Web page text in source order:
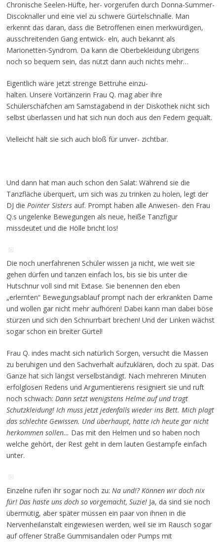
Chronische Seelen-Hüfte, her- vorgerufen durch Donna-Summer-
Discoknaller und eine viel zu schwere Gürtelschnalle. Man
erkennt das daran, dass die Betroffenen einen merkwürdigen,
ausschreitenden Gang entwick- eln, auch bekannt als
Marionetten-Syndrom. Da kann die Oberbekleidung übrigens
noch so bequem sein, das nützt dann auch nichts mehr…
Eigentlich wäre jetzt strenge Bettruhe einzu-
halten. Unsere Vortänzerin Frau Q. mag aber ihre
Schülerschäfchen am Samstagabend in der Diskothek nicht sich
selbst überlassen und hat sich nun doch aus den Federn gequält.
Vielleicht hält sie sich auch bloß für unver- zichtbar.
Und dann hat man auch schon den Salat: Während sie die
Tanzfläche überquert, um sich was zu trinken zu holen, legt der
DJ die Pointer Sistersauf. Prompt haben alle Anwesen- den Frau
Q.s ungelenke Bewegungen als neue, heiße Tanzfigur
missdeutet und die Hölle bricht los!
Die noch unerfahrenen Schüler wissen ja nicht, wie weit sie
gehen dürfen und tanzen einfach los, bis sie bis unter die
Hutschnur voll sind mit Extase. Sie benennen den eben
„erlernten“ Bewegungsablauf prompt nach der erkrankten Dame
und wollen gar nicht mehr aufhören! Dabei kann man dabei böse
stürzen und sich den Schnurrbart brechen! Und der Linken wächst
sogar schon ein breiter Gürtel!
Frau Q. indes macht sich natürlich Sorgen, versucht die Massen
zu beruhigen und den Sachverhalt aufzuklären, doch zu spät. Das
Ganze hat sich längst verselbständigt. Nach mehreren Minuten
erfolglosen Redens und Argumentierens resigniert sie und ruft
noch schwach: Dann setzt wenigstens Helme auf und tragt
Schutzkleidung! Ich muss jetzt jedenfalls wieder ins Bett. Mich plagt
das schlechte Gewissen. Und überhaupt, hätte ich heute gar nicht
herkommen sollen… Das mit den Helmen und so haben noch
welche gehört, der Rest geht in dem lauten Gestampfe einfach
unter.
Einzelne rufen ihr sogar noch zu: Na und!? Können wir doch nix
für! Das haste uns doch so vorgemacht, Suzie! Ja, da sind sie noch
übermütig, aber später müssen ein paar von ihnen in die
Nervenheilanstalt eingewiesen werden, weil sie im Rausch sogar
auf offener Straße Gummisandalen oder Pumps mit